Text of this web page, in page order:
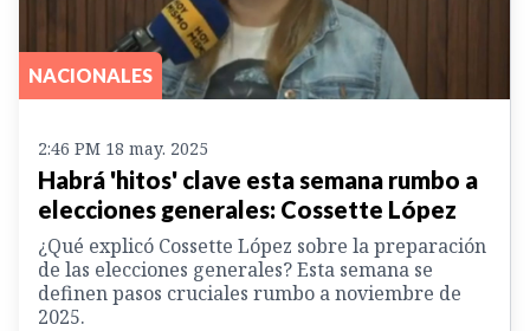
NACIONALES
2:46 PM 18 may. 2025
Habrá 'hitos' clave esta semana rumbo a
elecciones generales: Cossette López
¿Qué explicó Cossette López sobre la preparación
de las elecciones generales? Esta semana se
definen pasos cruciales rumbo a noviembre de
2025.